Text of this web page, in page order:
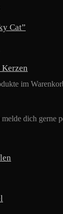
im
dich gerne
Cat”